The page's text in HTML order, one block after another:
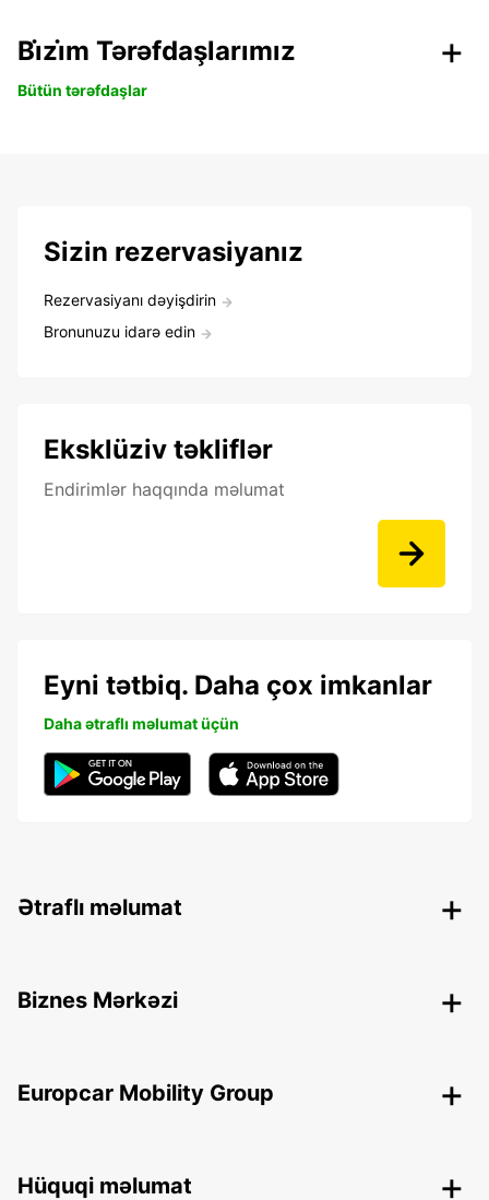
Bi̇zi̇m Tərəfdaşlarımız
Bütün tərəfdaşlar
Sizin rezervasiyanız
Rezervasiyanı dəyişdirin
Bronunuzu idarə edin
Eksklüziv təkliflər
Endirimlər haqqında məlumat
Eyni tətbiq. Daha çox imkanlar
Daha ətraflı məlumat üçün
Ətraflı məlumat
Biznes Mərkəzi
Europcar Mobility Group
Hüquqi məlumat